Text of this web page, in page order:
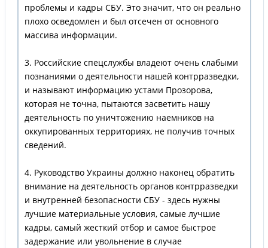
проблемы и кадры СБУ. Это значит, что он реально
плохо осведомлен и был отсечен от основного
массива информации.
3. Российские спецслужбы владеют очень слабыми
познаниями о деятельности нашей контрразведки,
и называют информацию устами Прозорова,
которая не точна, пытаются засветить нашу
деятельность по уничтожению наемников на
оккупированных территориях, не получив точных
сведений.
4. Руководство Украины должно наконец обратить
внимание на деятельность органов контрразведки
и внутренней безопасности СБУ - здесь нужны
лучшие материальные условия, самые лучшие
кадры, самый жесткий отбор и самое быстрое
задержание или увольнение в случае